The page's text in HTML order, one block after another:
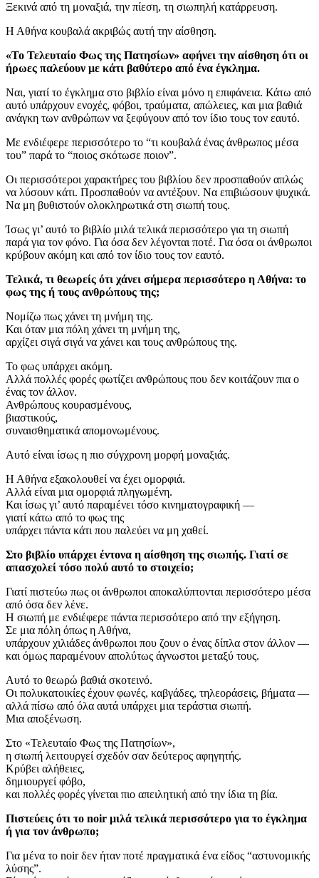
Ξεκινά από τη μοναξιά, την πίεση, τη σιωπηλή κατάρρευση.
Η Αθήνα κουβαλά ακριβώς αυτή την αίσθηση.
«Το Τελευταίο Φως της Πατησίων» αφήνει την αίσθηση ότι οι
ήρωες παλεύουν με κάτι βαθύτερο από ένα έγκλημα.
Ναι, γιατί το έγκλημα στο βιβλίο είναι μόνο η επιφάνεια. Κάτω από
αυτό υπάρχουν ενοχές, φόβοι, τραύματα, απώλειες, και μια βαθιά
ανάγκη των ανθρώπων να ξεφύγουν από τον ίδιο τους τον εαυτό.
Με ενδιέφερε περισσότερο το “τι κουβαλά ένας άνθρωπος μέσα
του” παρά το “ποιος σκότωσε ποιον”.
Οι περισσότεροι χαρακτήρες του βιβλίου δεν προσπαθούν απλώς
να λύσουν κάτι. Προσπαθούν να αντέξουν. Να επιβιώσουν ψυχικά.
Να μη βυθιστούν ολοκληρωτικά στη σιωπή τους.
Ίσως γι’ αυτό το βιβλίο μιλά τελικά περισσότερο για τη σιωπή
παρά για τον φόνο. Για όσα δεν λέγονται ποτέ. Για όσα οι άνθρωποι
κρύβουν ακόμη και από τον ίδιο τους τον εαυτό.
Τελικά, τι θεωρείς ότι χάνει σήμερα περισσότερο η Αθήνα: το
φως της ή τους ανθρώπους της;
Νομίζω πως χάνει τη μνήμη της.
Και όταν μια πόλη χάνει τη μνήμη της,
αρχίζει σιγά σιγά να χάνει και τους ανθρώπους της.
Το φως υπάρχει ακόμη.
Αλλά πολλές φορές φωτίζει ανθρώπους που δεν κοιτάζουν πια ο
ένας τον άλλον.
Ανθρώπους κουρασμένους,
βιαστικούς,
συναισθηματικά απομονωμένους.
Αυτό είναι ίσως η πιο σύγχρονη μορφή μοναξιάς.
Η Αθήνα εξακολουθεί να έχει ομορφιά.
Αλλά είναι μια ομορφιά πληγωμένη.
Και ίσως γι’ αυτό παραμένει τόσο κινηματογραφική —
γιατί κάτω από το φως της
υπάρχει πάντα κάτι που παλεύει να μη χαθεί.
Στο βιβλίο υπάρχει έντονα η αίσθηση της σιωπής. Γιατί σε
απασχολεί τόσο πολύ αυτό το στοιχείο;
Γιατί πιστεύω πως οι άνθρωποι αποκαλύπτονται περισσότερο μέσα
από όσα δεν λένε.
Η σιωπή με ενδιέφερε πάντα περισσότερο από την εξήγηση.
Σε μια πόλη όπως η Αθήνα,
υπάρχουν χιλιάδες άνθρωποι που ζουν ο ένας δίπλα στον άλλον —
και όμως παραμένουν απολύτως άγνωστοι μεταξύ τους.
Αυτό το θεωρώ βαθιά σκοτεινό.
Οι πολυκατοικίες έχουν φωνές, καβγάδες, τηλεοράσεις, βήματα —
αλλά πίσω από όλα αυτά υπάρχει μια τεράστια σιωπή.
Μια αποξένωση.
Στο «Τελευταίο Φως της Πατησίων»,
η σιωπή λειτουργεί σχεδόν σαν δεύτερος αφηγητής.
Κρύβει αλήθειες,
δημιουργεί φόβο,
και πολλές φορές γίνεται πιο απειλητική από την ίδια τη βία.
Πιστεύεις ότι το noir μιλά τελικά περισσότερο για το έγκλημα
ή για τον άνθρωπο;
Για μένα το noir δεν ήταν ποτέ πραγματικά ένα είδος “αστυνομικής
λύσης”.